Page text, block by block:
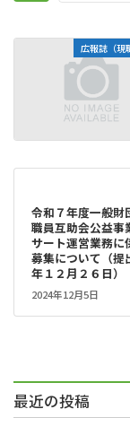
広報誌（現
令和７年度一般財
職員互助会公益事
サート運営業務に
募集について（提
年１２月２６日）
2024年12月5日
最近の投稿